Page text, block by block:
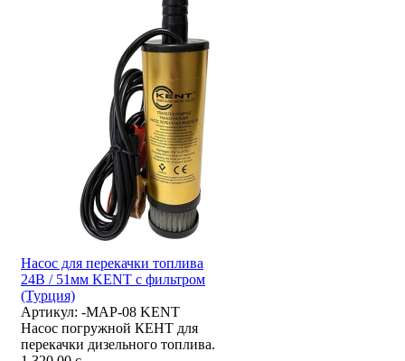
Насос для перекачки топлива
24В / 51мм KENT с фильтром
(Турция)
Артикул: -MAP-08 KENT
Насос погружной КЕНТ для
перекачки дизельного топлива.